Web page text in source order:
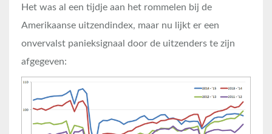
Het was al een tijdje aan het rommelen bij de
Amerikaanse uitzendindex, maar nu lijkt er een
onvervalst panieksignaal door de uitzenders te zijn
afgegeven: